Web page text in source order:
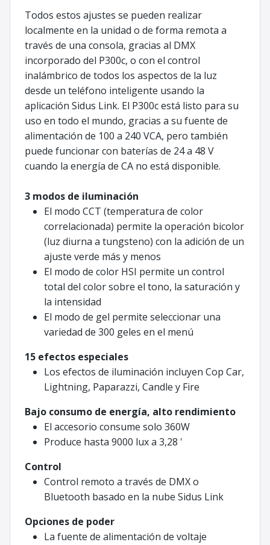
Todos estos ajustes se pueden realizar
localmente en la unidad o de forma remota a
través de una consola, gracias al DMX
incorporado del P300c, o con el control
inalámbrico de todos los aspectos de la luz
desde un teléfono inteligente usando la
aplicación Sidus Link. El P300c está listo para su
uso en todo el mundo, gracias a su fuente de
alimentación de 100 a 240 VCA, pero también
puede funcionar con baterías de 24 a 48 V
cuando la energía de CA no está disponible.
3 modos de iluminación
El modo CCT (temperatura de color
correlacionada) permite la operación bicolor
(luz diurna a tungsteno) con la adición de un
ajuste verde más y menos
El modo de color HSI permite un control
total del color sobre el tono, la saturación y
la intensidad
El modo de gel permite seleccionar una
variedad de 300 geles en el menú
15 efectos especiales
Los efectos de iluminación incluyen Cop Car,
Lightning, Paparazzi, Candle y Fire
Bajo consumo de energía, alto rendimiento
El accesorio consume solo 360W
Produce hasta 9000 lux a 3,28 '
Control
Control remoto a través de DMX o
Bluetooth basado en la nube Sidus Link
Opciones de poder
La fuente de alimentación de voltaje